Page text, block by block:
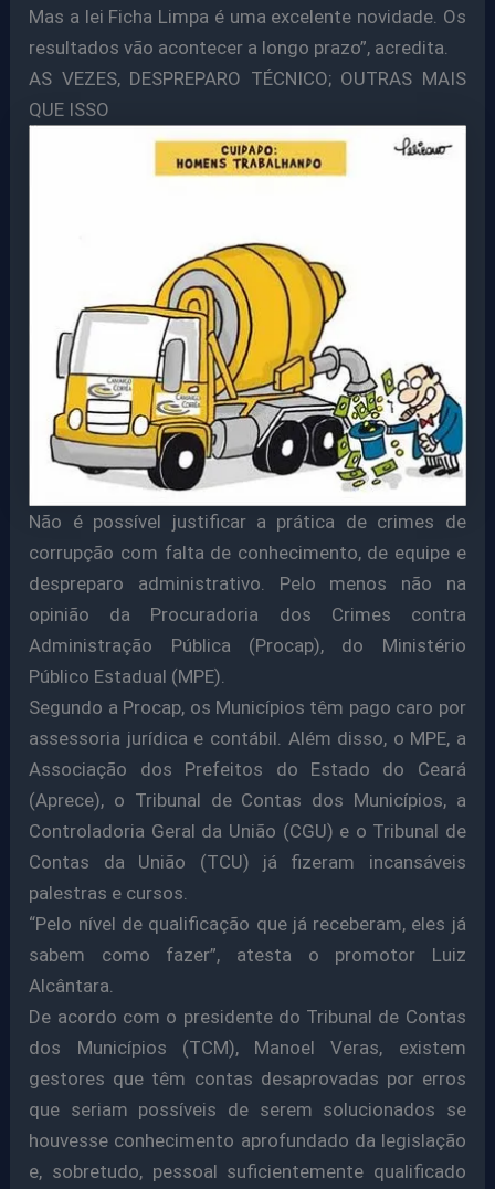
Mas a lei Ficha Limpa é uma excelente novidade. Os
resultados vão acontecer a longo prazo”, acredita.
AS VEZES, DESPREPARO TÉCNICO; OUTRAS MAIS
QUE ISSO
Não é possível justificar a prática de crimes de
corrupção com falta de conhecimento, de equipe e
despreparo administrativo. Pelo menos não na
opinião da Procuradoria dos Crimes contra
Administração Pública (Procap), do Ministério
Público Estadual (MPE).
Segundo a Procap, os Municípios têm pago caro por
assessoria jurídica e contábil. Além disso, o MPE, a
Associação dos Prefeitos do Estado do Ceará
(Aprece), o Tribunal de Contas dos Municípios, a
Controladoria Geral da União (CGU) e o Tribunal de
Contas da União (TCU) já fizeram incansáveis
palestras e cursos.
“Pelo nível de qualificação que já receberam, eles já
sabem como fazer”, atesta o promotor Luiz
Alcântara.
De acordo com o presidente do Tribunal de Contas
dos Municípios (TCM), Manoel Veras, existem
gestores que têm contas desaprovadas por erros
que seriam possíveis de serem solucionados se
houvesse conhecimento aprofundado da legislação
e, sobretudo, pessoal suficientemente qualificado